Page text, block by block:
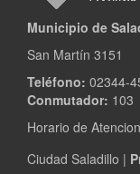
Municipio de
San Martín 3151
Teléfono: 02344-
Conmutador: 103
Horario de
Ciudad Saladillo |